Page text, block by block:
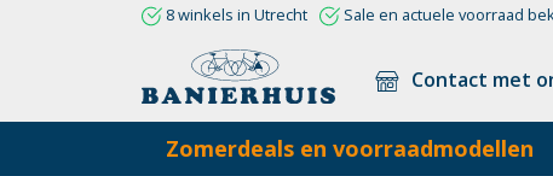
8 winkels in Utrecht Sale en actuele voorraad
Contact met
Zomerdeals en voorraadmodellen